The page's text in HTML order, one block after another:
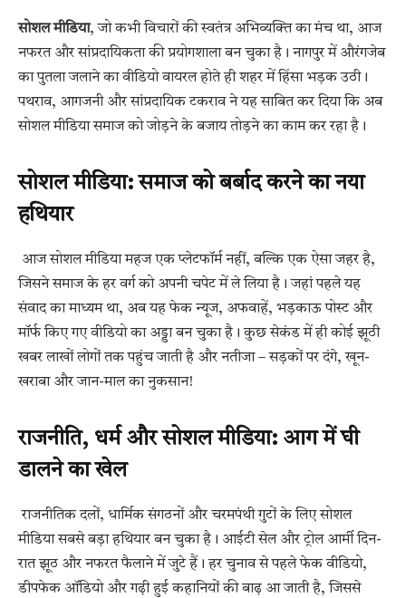
सोशल मीडिया, जो कभी विचारों की स्वतंत्र अभिव्यक्ति का मंच था, आज
नफरत और सांप्रदायिकता की प्रयोगशाला बन चुका है। नागपुर में औरंगजेब
का पुतला जलाने का वीडियो वायरल होते ही शहर में हिंसा भड़क उठी।
पथराव, आगजनी और सांप्रदायिक टकराव ने यह साबित कर दिया कि अब
सोशल मीडिया समाज को जोड़ने के बजाय तोड़ने का काम कर रहा है।
सोशल मीडिया: समाज को बर्बाद करने का नया
हथियार
आज सोशल मीडिया महज एक प्लेटफॉर्म नहीं, बल्कि एक ऐसा जहर है,
जिसने समाज के हर वर्ग को अपनी चपेट में ले लिया है। जहां पहले यह
संवाद का माध्यम था, अब यह फेक न्यूज, अफवाहें, भड़काऊ पोस्ट और
मॉर्फ किए गए वीडियो का अड्डा बन चुका है। कुछ सेकंड में ही कोई झूठी
खबर लाखों लोगों तक पहुंच जाती है और नतीजा – सड़कों पर दंगे, खून-
खराबा और जान-माल का नुकसान!
राजनीति, धर्म और सोशल मीडिया: आग में घी
डालने का खेल
राजनीतिक दलों, धार्मिक संगठनों और चरमपंथी गुटों के लिए सोशल
मीडिया सबसे बड़ा हथियार बन चुका है। आईटी सेल और ट्रोल आर्मी दिन-
रात झूठ और नफरत फैलाने में जुटे हैं। हर चुनाव से पहले फेक वीडियो,
डीपफेक ऑडियो और गढ़ी हुई कहानियों की बाढ़ आ जाती है, जिससे